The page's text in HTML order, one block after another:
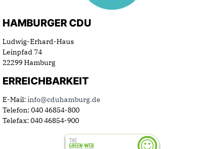
HAMBURGER CDU
Ludwig-Erhard-Haus
Leinpfad 74
22299 Hamburg
ERREICHBARKEIT
E-Mail: info@cduhamburg.de
Telefon: 040 46854-800
Telefax: 040 46854-900